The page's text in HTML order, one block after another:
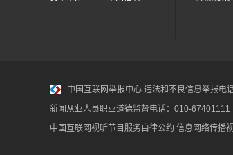
中国互联网举报中心 违法和不良信息举报电
新闻从业人员职业道德监督电话：010-
中国互联网视听节目服务自律公约 信息网络传播